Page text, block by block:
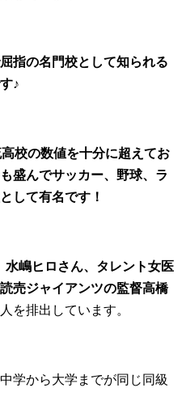
指の名門校として知られる
♪
校の数値を十分に超えてお
盛んでサッカー、野球、ラ
して有名です！
水嶋ヒロさん、タレント女医
売ジャイアンツの監督高橋
を排出しています。
学から大学までが同じ同級